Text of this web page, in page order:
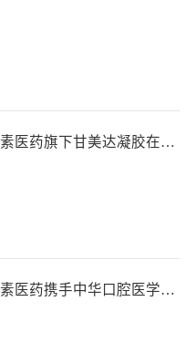
罗素医药旗下甘美达凝胶在中华医学会第29次麻醉学术年会上获得专家认可
罗素医药携手中华口腔医学会开展第二节口腔多学科与全身疾病MDT病例展